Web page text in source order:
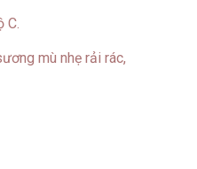
C.
mù nhẹ rải rác,